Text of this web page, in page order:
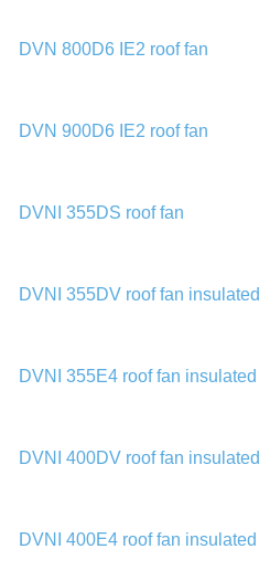
DVN 800D6 IE2 roof fan
DVN 900D6 IE2 roof fan
DVNI 355DS roof fan
DVNI 355DV roof fan insulated
DVNI 355E4 roof fan insulated
DVNI 400DV roof fan insulated
DVNI 400E4 roof fan insulated